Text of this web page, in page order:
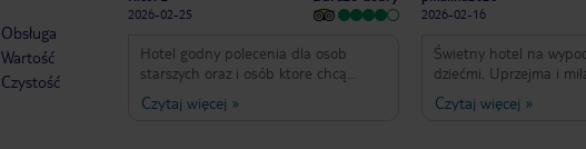
Obsługa
Wartość
Czystość
2026-02-25
Hotel godny polecenia dla osob
starszych oraz i osób ktore chcą
odpocząć poza sezonem. Podczas
przyjazdu w lutym większa czesc
Czytaj więcej »
2026-02-16
Świetny hotel na
dziećmi. Uprzejma i
Pyszne jedzenie.
świetne.
Czytaj więcej »